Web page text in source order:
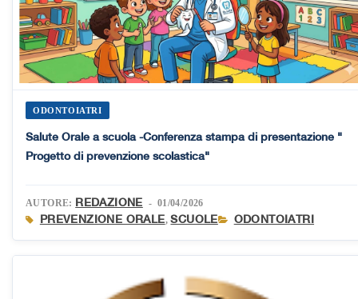
ODONTOIATRI
Salute Orale a scuola -Conferenza stampa di presentazione "
Progetto di prevenzione scolastica"
AUTORE: REDAZIONE - 01/04/2026
PREVENZIONE ORALE,SCUOLE ODONTOIATRI